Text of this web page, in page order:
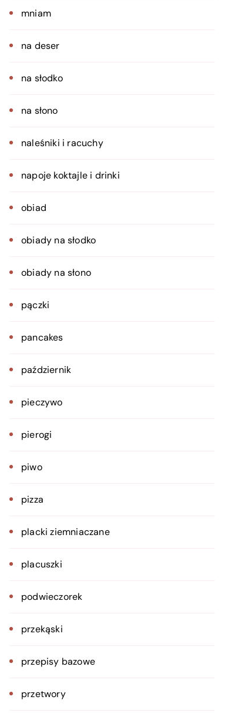
mniam
na deser
na słodko
na słono
naleśniki i racuchy
napoje koktajle i drinki
obiad
obiady na słodko
obiady na słono
pączki
pancakes
październik
pieczywo
pierogi
piwo
pizza
placki ziemniaczane
placuszki
podwieczorek
przekąski
przepisy bazowe
przetwory